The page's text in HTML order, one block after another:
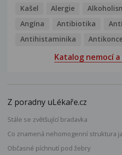
Kašel Alergie
Angína
Antibiotika
Antihistaminika
Katalog nemocí
Z poradny uLékaře.cz
Stále se zvětšující bradavka
Co znamená nehomogenní struktura
Občasné píchnutí pod žebry